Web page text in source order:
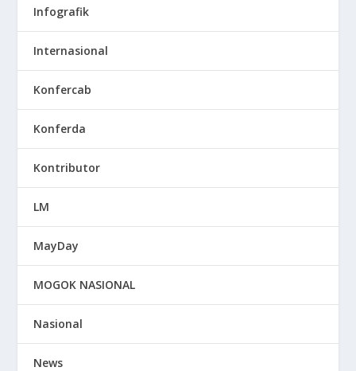
Infografik
Internasional
Konfercab
Konferda
Kontributor
LM
MayDay
MOGOK NASIONAL
Nasional
News